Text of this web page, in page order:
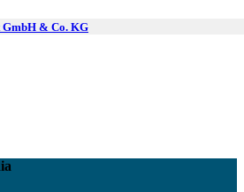
GmbH & Co. KG